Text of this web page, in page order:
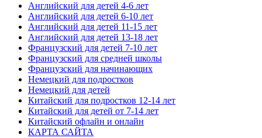
Английский для детей 4-6 лет
Английский для детей 6-10 лет
Английский для детей 11-15 лет
Английский для детей 13-18 лет
Французский для детей 7-10 лет
Французский для средней школы
Французский для начинающих
Немецкий для подростков
Немецкий для детей
Китайский для подростков 12-14 лет
Китайский для детей от 7-14 лет
Китайский офлайн и онлайн
КАРТА САЙТА